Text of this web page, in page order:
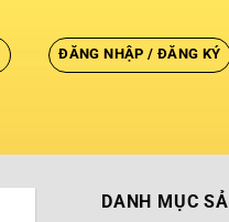
ĐĂNG NHẬP / ĐĂNG KÝ
DANH MỤC